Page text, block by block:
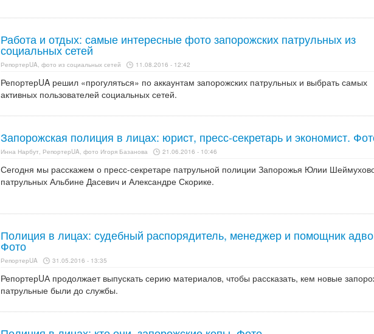
Работа и отдых: самые интересные фото запорожских патрульных из
социальных сетей
РепортерUA, фото из социальных сетей 11.08.2016 - 12:42
РепортерUA решил «прогуляться» по аккаунтам запорожских патрульных и выбрать самых
активных пользователей социальных сетей.
Запорожская полиция в лицах: юрист, пресс-секретарь и экономист.
Инна Нарбут, РепортерUA, фото Игоря Базанова 21.06.2016 - 10:46
Сегодня мы расскажем о пресс-секретаре патрульной полиции Запорожья Юлии
патрульных Альбине Дасевич и Александре Скорике.
Полиция в лицах: судебный распорядитель, менеджер и помощник
Фото
РепортерUA 31.05.2016 - 13:35
РепортерUА продолжает выпускать серию материалов, чтобы рассказать, кем новые
патрульные были до службы.